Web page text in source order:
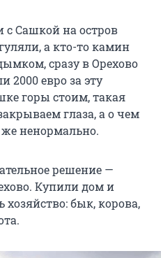
с Сашкой на остров
а кто-то камин
сразу в Орехово
2000 евро за эту
горы стоим, такая
глаза, а о чем
ненормально.
решение —
Купили дом и
хозяйство: бык, корова,